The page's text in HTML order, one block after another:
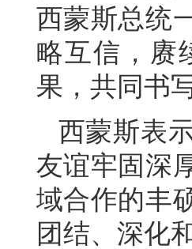
西蒙斯总统
略互信，赓
果，共同书
西蒙斯表
友谊牢固深
域合作的丰
团结、深化